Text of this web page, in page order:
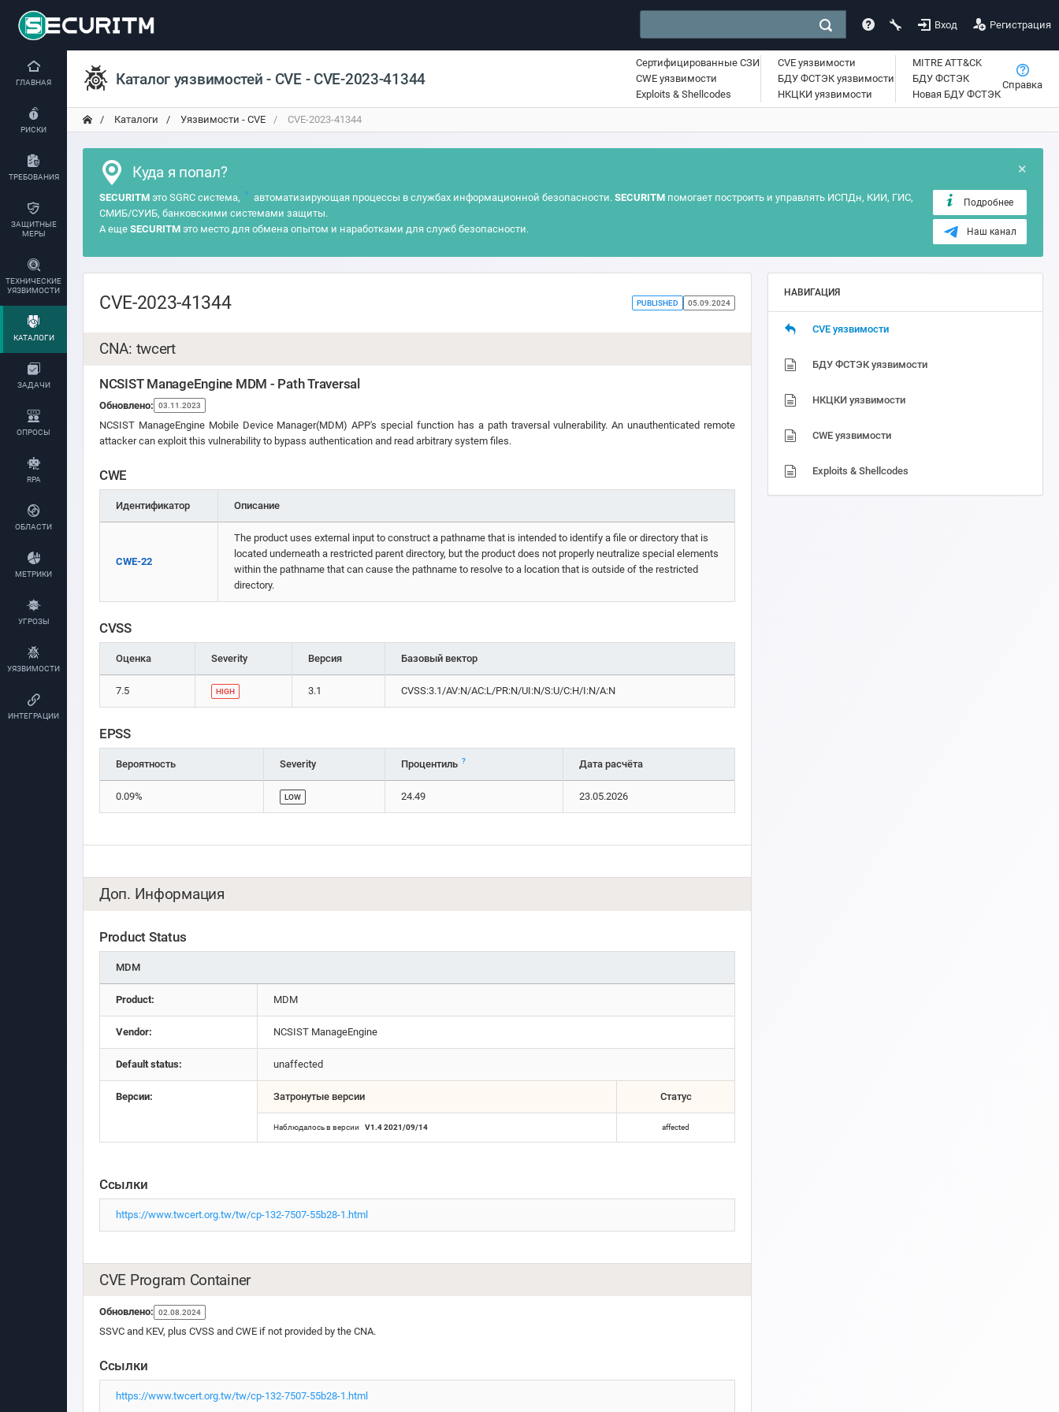
Вход Регистрация
ГЛАВНАЯ
РИСКИ
ТРЕБОВАНИЯ
ЗАЩИТНЫЕ
МЕРЫ
ТЕХНИЧЕСКИЕ
УЯЗВИМОСТИ
КАТАЛОГИ
ЗАДАЧИ
ОПРОСЫ
RPA
ОБЛАСТИ
МЕТРИКИ
УГРОЗЫ
УЯЗВИМОСТИ
ИНТЕГРАЦИИ
Каталог уязвимостей - CVE - CVE-2023-41344
Сертифицированные СЗИ
CWE уязвимости
Exploits & Shellcodes
CVE уязвимости
БДУ ФСТЭК уязвимости
НКЦКИ уязвимости
MITRE ATT&CK
БДУ ФСТЭК
Новая БДУ ФСТЭК
Справка
Каталоги Уязвимости - CVE CVE-2023-41344
×
Куда я попал?
SECURITM это SGRC система, ? автоматизирующая процессы в службах информационной безопасности. SECURITMпомогает построить и управлять ИСПДн, КИИ, ГИС,
СМИБ/СУИБ, банковскими системами защиты.
А еще SECURITM это место для обмена опытом и наработками для служб безопасности.
Подробнее
Наш канал
CVE-2023-41344 PUBLISHED 05.09.2024
CNA: twcert
NCSIST ManageEngine MDM - Path Traversal
Обновлено: 03.11.2023
NCSIST ManageEngine Mobile Device Manager(MDM) APP's special function has a path traversal vulnerability. An unauthenticated remote
attacker can exploit this vulnerability to bypass authentication and read arbitrary system files.
CWE
Идентификатор Описание
CWE-22
The product uses external input to construct a pathname that is intended to identify a file or directory that is
located underneath a restricted parent directory, but the product does not properly neutralize special elements
within the pathname that can cause the pathname to resolve to a location that is outside of the restricted
directory.
CVSS
Оценка Severity Версия Базовый вектор
7.5 HIGH 3.1 CVSS:3.1/AV:N/AC:L/PR:N/UI:N/S:U/C:H/I:N/A:N
EPSS
Вероятность Severity Процентиль ? Дата расчёта
0.09% LOW 24.49 23.05.2026
Доп. Информация
Product Status
MDM
Product: MDM
Vendor: NCSIST ManageEngine
Default status: unaffected
Версии: Затронутые версии Статус
Наблюдалось в версии V1.4 2021/09/14 affected
Ссылки
https://www.twcert.org.tw/tw/cp-132-7507-55b28-1.html
CVE Program Container
Обновлено: 02.08.2024
SSVC and KEV, plus CVSS and CWE if not provided by the CNA.
Ссылки
https://www.twcert.org.tw/tw/cp-132-7507-55b28-1.html
НАВИГАЦИЯ
CVE уязвимости
БДУ ФСТЭК уязвимости
НКЦКИ уязвимости
CWE уязвимости
Exploits & Shellcodes